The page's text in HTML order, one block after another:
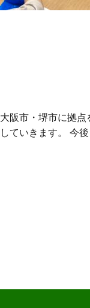
大阪市・堺市に拠
していきます。 今